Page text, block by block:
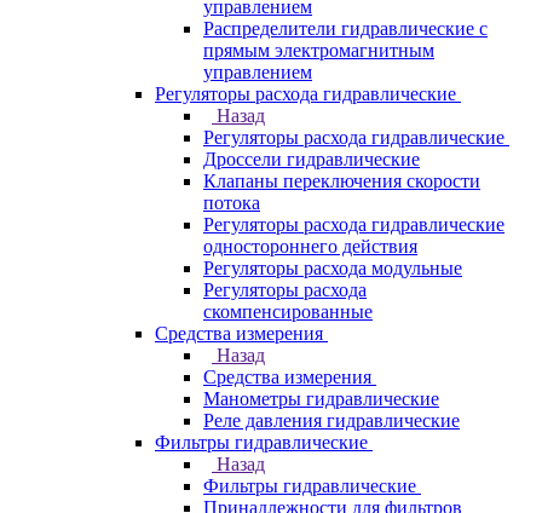
управлением
Распределители гидравлические с
прямым электромагнитным
управлением
Регуляторы расхода гидравлические
Назад
Регуляторы расхода гидравлические
Дроссели гидравлические
Клапаны переключения скорости
потока
Регуляторы расхода гидравлические
одностороннего действия
Регуляторы расхода модульные
Регуляторы расхода
скомпенсированные
Средства измерения
Назад
Средства измерения
Манометры гидравлические
Реле давления гидравлические
Фильтры гидравлические
Назад
Фильтры гидравлические
Принадлежности для фильтров